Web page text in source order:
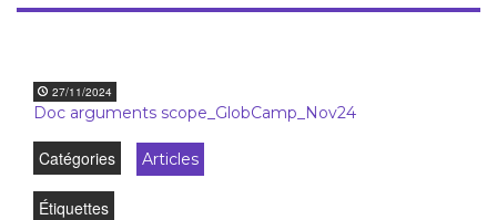
27/11/2024
Doc arguments scope_GlobCamp_Nov24
Catégories Articles
Étiquettes